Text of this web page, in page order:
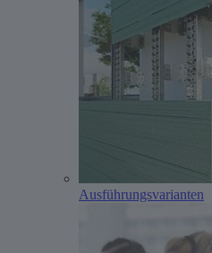
Ausführungs­varianten